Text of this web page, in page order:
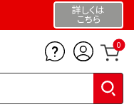
詳しくは
こちら
0